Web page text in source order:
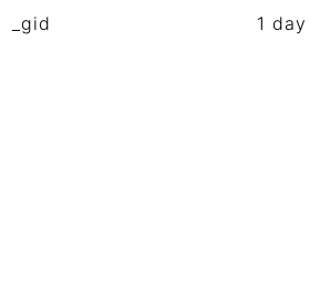
_gid 1 day